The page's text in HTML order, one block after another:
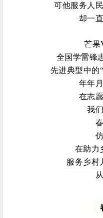
可他服务人
却一
芒果
全国学雷锋
先进典型中的
年年
在志
我
在助力
服务乡村